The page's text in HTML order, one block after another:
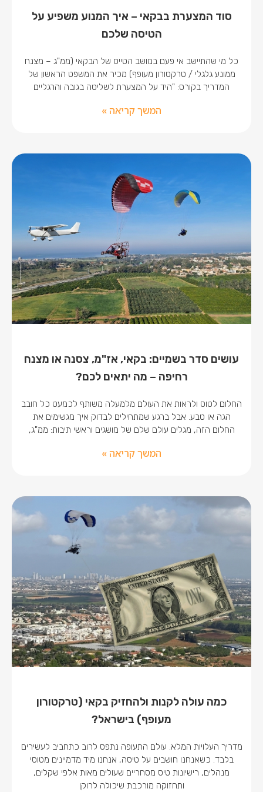
סוד המצערת בבקאי – איך המנוע משפיע על
הטיסה שלכם
כל מי שהתיישב אי פעם במושב הטייס של הבקאי (ממ"ג – מצנח
ממונע גלגלי / טרקטורון מעופף) מכיר את המשפט הראשון של
המדריך בקורס: "היד על המצערת לשליטה בגובה והרגליים
המשך קריאה »
עושים סדר בשמיים: בקאי, אז"מ, צסנה או מצנח
רחיפה – מה יתאים לכם?
החלום לטוס ולראות את העולם מלמעלה משותף לכמעט כל חובב
הגה או טבע. אבל ברגע שמתחילים לבדוק איך מגשימים את
החלום הזה, מגלים עולם שלם של מושגים וראשי תיבות: ממ"ג,
המשך קריאה »
כמה עולה לקנות ולהחזיק בקאי (טרקטורון
מעופף) בישראל?
מדריך העלויות המלא. עולם התעופה נתפס לרוב כתחביב לעשירים
בלבד. כשאנחנו חושבים על טיסה, אנחנו מיד מדמיינים מטוסי
מנהלים, רישיונות טיס מסחריים שעולים מאות אלפי שקלים,
ותחזוקה מורכבת שיכולה לרוקן